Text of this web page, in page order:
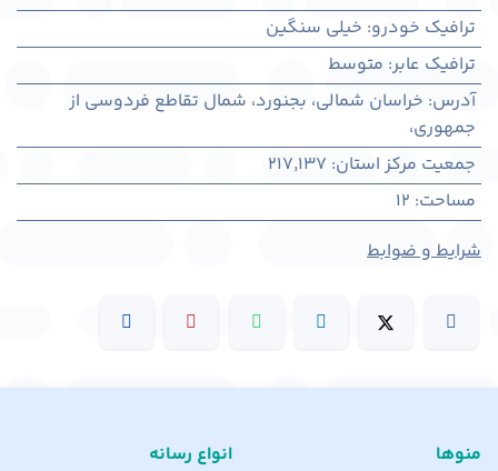
ترافیک خودرو: خیلی سنگین
ترافیک عابر: متوسط
آدرس: خراسان شمالی، بجنورد، شمال تقاطع فردوسی از
جمهوری،
جمعیت مرکز استان:
217,137
مساحت:
12
شرایط و ضوابط
منوها انواع رسانه